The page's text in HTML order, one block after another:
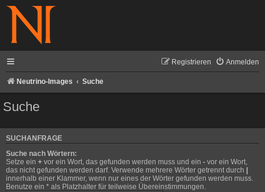
Anmelden
Registrieren
Neutrino-Images Suche
Suche
SUCHANFRAGE
Suche nach Wörtern:
Setze ein + vor ein Wort, das gefunden werden muss und ein - vor ein Wort,
das nicht gefunden werden darf. Verwende mehrere Wörter getrennt durch
innerhalb einer Klammer, wenn nur eines der Wörter gefunden werden muss.
Benutze ein * als Platzhalter für teilweise Übereinstimmungen.